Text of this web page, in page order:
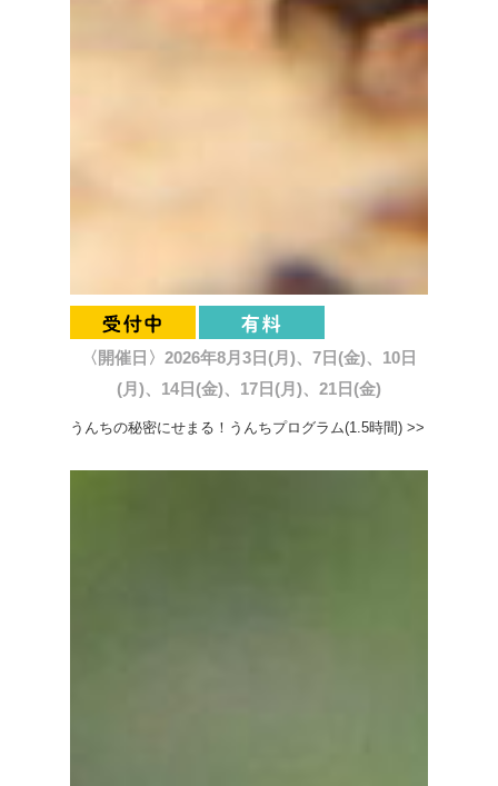
〈開催日〉2026年8月3日(月)、7日(金)、10日
(月)、14日(金)、17日(月)、21日(金)
うんちの秘密にせまる！うんちプログラム(1.5時間) >>